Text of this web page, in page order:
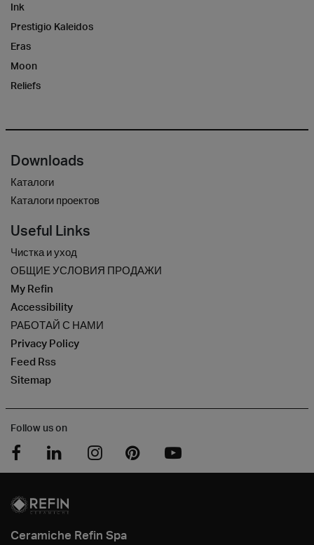
Ink
Prestigio Kaleidos
Eras
Moon
Reliefs
Downloads
Каталоги
Каталоги проектов
Useful Links
Чистка и уход
ОБЩИЕ УСЛОВИЯ ПРОДАЖИ
My Refin
Accessibility
РАБОТАЙ С НАМИ
Privacy Policy
Feed Rss
Sitemap
Follow us on
Ceramiche Refin Spa